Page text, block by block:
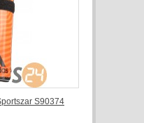
S90374